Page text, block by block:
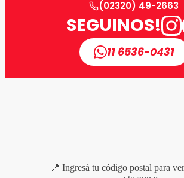
(02320) 49-2663
SEGUINOS!
11 6536-0431
📍 Ingresá tu código postal para